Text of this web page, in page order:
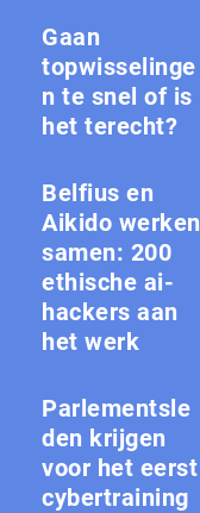
Gaan
topwisselinge
n te snel of is
het terecht?
Belfius en
Aikido werken
samen: 200
ethische ai-
hackers aan
het werk
Parlementsle
den krijgen
voor het eerst
cybertraining